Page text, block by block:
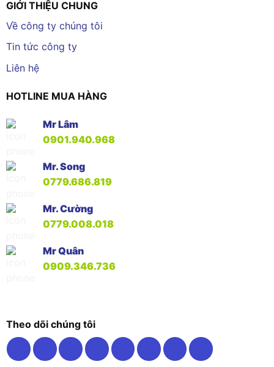
GIỚI THIỆU CHUNG
Về công ty chúng tôi
Tin tức công ty
Liên hệ
HOTLINE MUA HÀNG
Mr Lâm
0901.940.968
Mr. Song
0779.686.819
Mr. Cường
0779.008.018
Mr Quân
0909.346.736
Theo dõi chúng tôi